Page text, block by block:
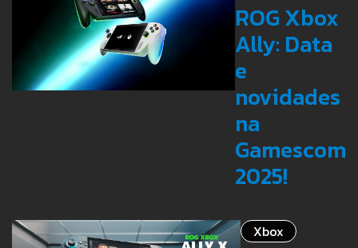
ROG Xbox
Ally: Data
e
novidades
na
Gamescom
2025!
Xbox